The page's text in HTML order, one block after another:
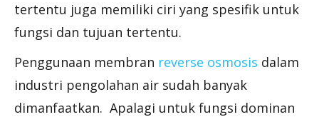
tertentu juga memiliki ciri yang spesifik untuk
fungsi dan tujuan tertentu.
Penggunaan membran reverse osmosis dalam
industri pengolahan air sudah banyak
dimanfaatkan. Apalagi untuk fungsi dominan